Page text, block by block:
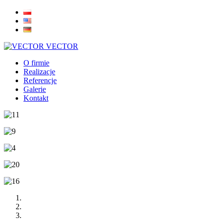
VECTOR
O firmie
Realizacje
Referencje
Galerie
Kontakt